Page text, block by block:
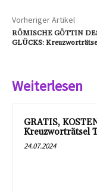
Vorheriger Artikel
RÖMISCHE GÖTTIN
GLÜCKS:
Weiterlesen
GRATIS,
Kreuzworträtsel
24.07.2024